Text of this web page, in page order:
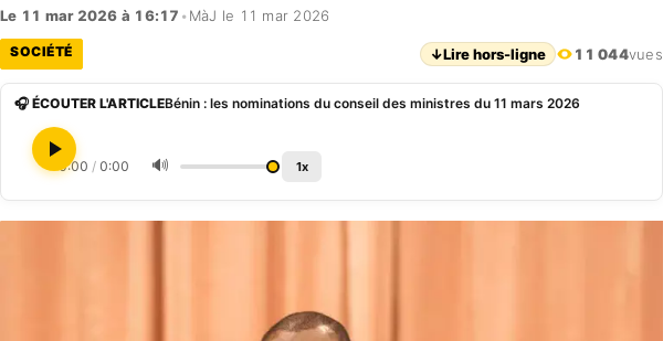
Le 11 mar 2026 à 16:17 • MàJ le 11 mar 2026
SOCIÉTÉ ↓Lire hors-ligne 11 044vues
🎧 ÉCOUTER L'ARTICLEBénin : les nominations du conseil des ministres du 11 mars 2026
0:00 / 0:00 🔊 1x